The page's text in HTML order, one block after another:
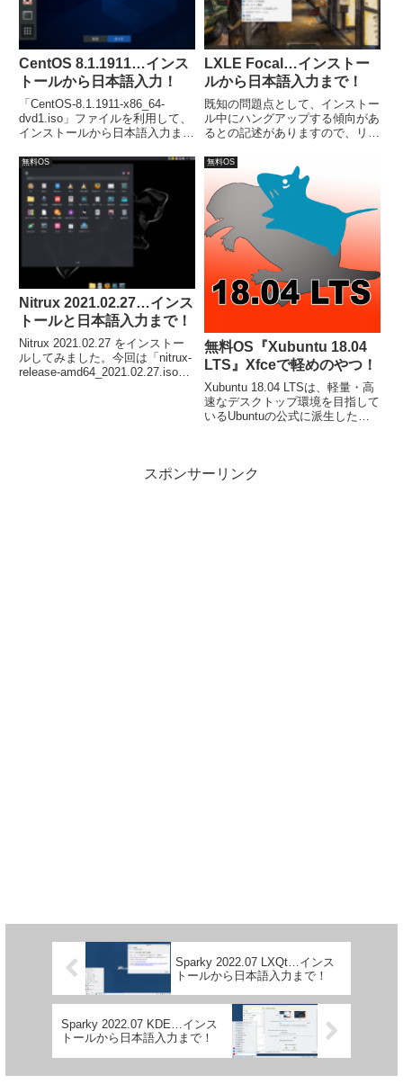
CentOS 8.1.1911…インス
トールから日本語入力！
「CentOS-8.1.1911-x86_64-
dvd1.iso」ファイルを利用して、
インストールから日本語入力ま
によるでしょうが、１時間程度は
かかりました。日本語入力は初回
起動時の設定で行っていれば、特
に問題ないでしょう。
LXLE Focal…インストー
ルから日本語入力まで！
既知の問題点として、インストー
ル中にハングアップする傾向があ
るとの記述がありますので、リリ
トールを行なったほうが良いかと
思います。
無料OS
Nitrux 2021.02.27…インス
トールと日本語入力まで！
Nitrux 2021.02.27 をインストー
ルしてみました。今回は「nitrux-
release-amd64_2021.02.27.iso」
無料OS
無料OS『Xubuntu 18.04
LTS』Xfceで軽めのやつ！
Xubuntu 18.04 LTSは、軽量・高
速なデスクトップ環境を目指して
いるUbuntuの公式に派生したデ
の感じです。最小システム要件は
スポンサーリンク
Sparky 2022.07 LXQt…インス
トールから日本語入力まで！
Sparky 2022.07 KDE…インス
トールから日本語入力まで！